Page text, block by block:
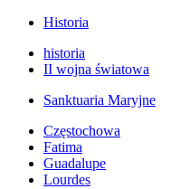
Historia
historia
II wojna światowa
Sanktuaria Maryjne
Częstochowa
Fatima
Guadalupe
Lourdes